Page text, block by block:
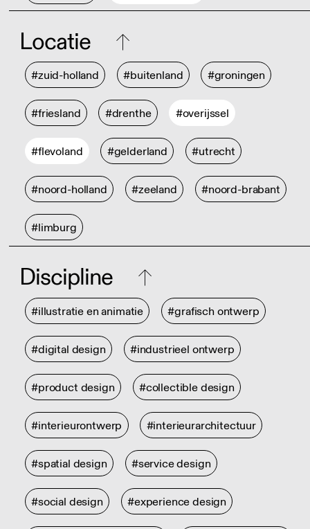
Locatie
#zuid-holland #buitenland #groningen
#friesland #drenthe #overijssel
#flevoland #gelderland #utrecht
#noord-holland #zeeland #noord-brabant
#limburg
Discipline
#illustratie en animatie #grafisch ontwerp
#digital design #industrieel ontwerp
#product design #collectible design
#interieurontwerp #interieurarchitectuur
#spatial design #service design
#social design #experience design